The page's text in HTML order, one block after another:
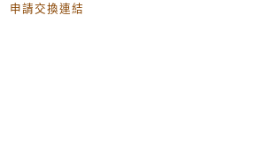
申請交換連結